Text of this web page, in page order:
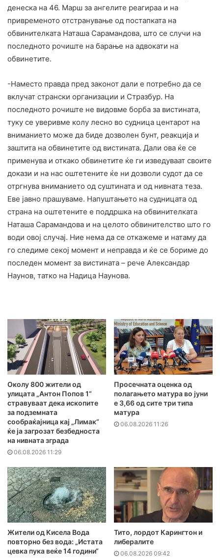
денеска на 46. Марш за ангелите реагираа и на
привременото отстранување од постапката на
обвинителката Наташа Сарамандова, што се случи на
последното рочиште на барање на адвокати на
обвинетите.
-Наместо правда пред законот дали е потребно да се
вклучат странски организации и Стразбур. На
последното рочиште не видовме борба за вистината,
туку се уверивме колу лесно во судница центарот на
вниманието може да биде дозволен бунт, реакција и
заштита на обвинетите од вистината. Дали ова ќе се
применува и откако обвинетите ќе ги изведуваат своите
докази и на нас оштетените ќе ни дозволи судот да се
отргнува вниманието од суштината и од нивната теза.
Еве јавно прашуваме. Напуштањето на судницата од
страна на оштетените е поддршка на обвинителката
Наташа Сарамандова и на целото обвинителство што го
води овој случај. Ние нема да се откажеме и натаму да
го следиме секој момент и неправда и ќе се бориме до
последен момент за вистината – рече Александар
Наунов, татко на Надица Наунова.
Околу 800 жители од
улицата „Антон Попов 1“
стравуваат дека ископите
за подземната
сообраќајница кај „Лимак“
ќе ја загрозат безбедноста
на нивната зграда
06.08.2026 11:29
Просечната оценка од
полагањето матура во јуни
е 3,66 од сите три типа
матура
06.08.2026 11:26
Жители од Кисела Вода
повторно без вода: „Истата
цевка пука веќе 14 години“
Тито, лордот Карингтон и
либералите
06.08.2026 09:42